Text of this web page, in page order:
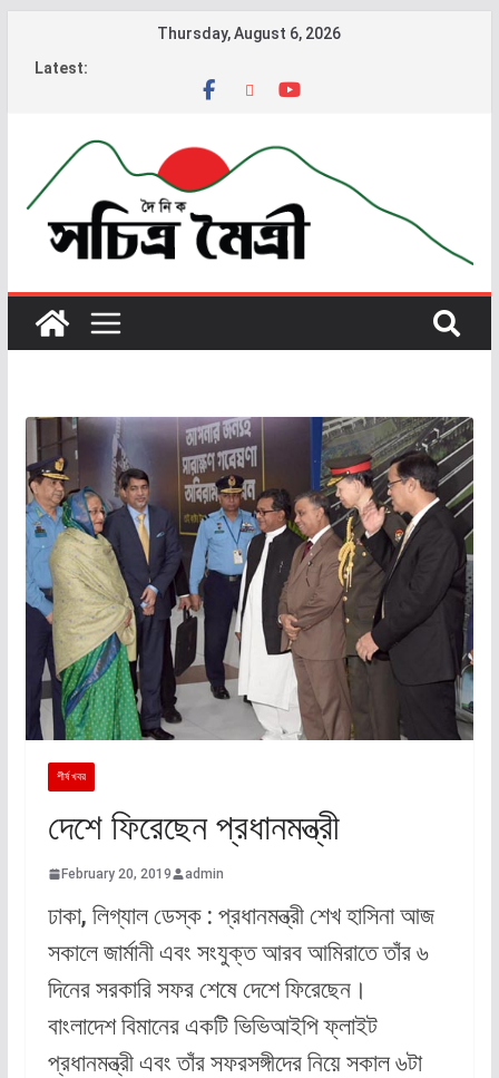
Thursday, August 6, 2026
Latest:
শীর্ষ খবর
দেশে ফিরেছেন প্রধানমন্ত্রী
February 20, 2019 admin
ঢাকা, লিগ্যাল ডেস্ক : প্রধানমন্ত্রী শেখ হাসিনা আজ
সকালে জার্মানী এবং সংযুক্ত আরব আমিরাতে তাঁর ৬
দিনের সরকারি সফর শেষে দেশে ফিরেছেন।
বাংলাদেশ বিমানের একটি ভিভিআইপি ফ্লাইট
প্রধানমন্ত্রী এবং তাঁর সফরসঙ্গীদের নিয়ে সকাল ৬টা